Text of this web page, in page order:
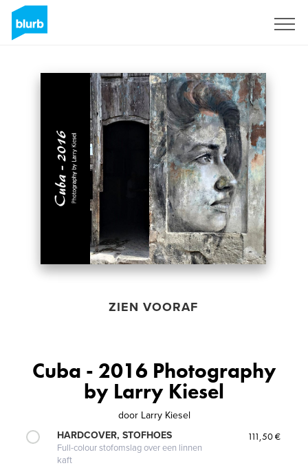
ZIEN VOORAF
Cuba - 2016 Photography
by Larry Kiesel
door Larry Kiesel
HARDCOVER, STOFHOES
Full-colour stofomslag over een linnen
kaft
111,50 €